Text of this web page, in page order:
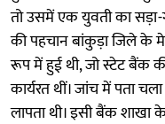
तो उसमें एक युवती का
की पहचान बांकुड़ा जिले के
रूप में हुई थी, जो स्टेट बैंक
कार्यरत थीं। जांच में पता
लापता थी। इसी बैंक शाखा